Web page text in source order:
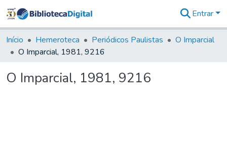
&
Coleções
Tudo na
Digital
Entrar
Início Hemeroteca Periódicos Paulistas
O Imparcial
O Imparcial, 1981, 9216
O Imparcial, 1981, 9216